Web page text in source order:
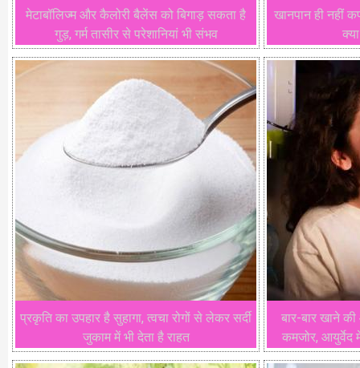
मेटाबॉलिज्म और कैलोरी बैलेंस को बिगाड़ सकता है
गुड़, गर्म तासीर से परेशानियां भी संभव
खानपान ही नहीं
प्रकृति का उपहार है सुहागा, त्वचा रोगों से लेकर सर्दी
जुकाम में भी देता है राहत
बार-बार खाने
कमजोर, आयुर्वेद